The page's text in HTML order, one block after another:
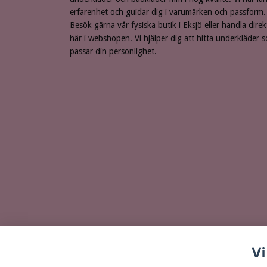
erfarenhet och guidar dig i varumärken och passform.
Besök gärna vår fysiska butik i Eksjö eller handla
här i webshopen. Vi hjälper dig att hitta underkläder
passar din personlighet.